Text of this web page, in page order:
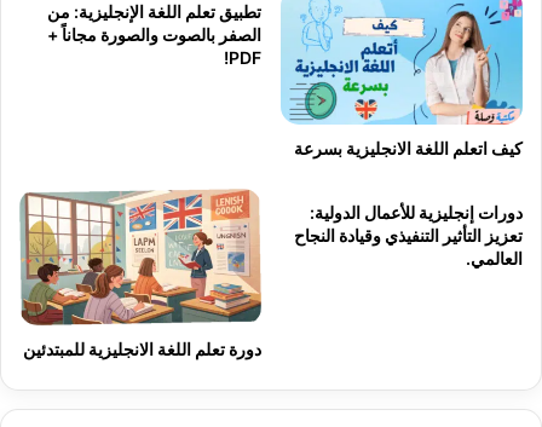
كيف اتعلم اللغة الانجليزية بسرعة
تطبيق تعلم اللغة الإنجليزية: من
الصفر بالصوت والصورة مجاناً +
PDF!
دورات إنجليزية للأعمال الدولية:
تعزيز التأثير التنفيذي وقيادة النجاح
العالمي.
دورة تعلم اللغة الانجليزية للمبتدئين